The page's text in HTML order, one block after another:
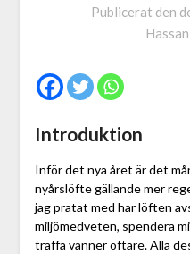
Publicerat den
Introduktion
Inför det nya året är det
nyårslöfte gällande mer
jag pratat med har löften
miljömedveten, spendera
träffa vänner oftare. Alla